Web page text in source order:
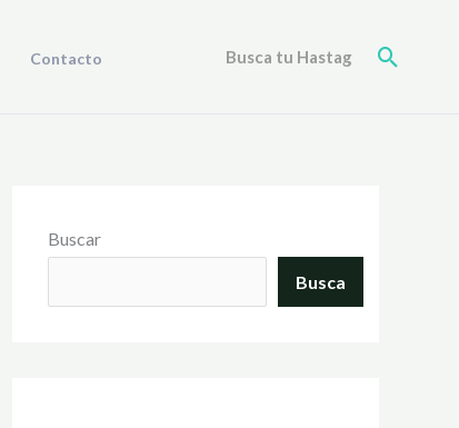
Contacto Busca tu Hastag Buscar
Buscar
Busca